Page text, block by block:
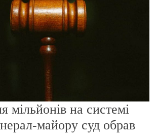
мільйонів на системі
майору суд обрав